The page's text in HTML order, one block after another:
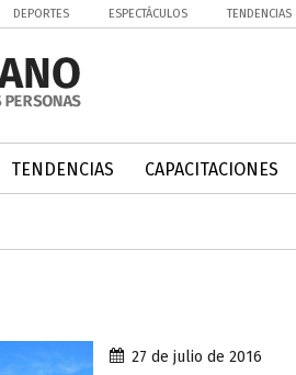
DEPORTES ESPECTÁCULOS TENDENCIAS
TENDENCIAS CAPACITACIONES
27 de julio de 2016